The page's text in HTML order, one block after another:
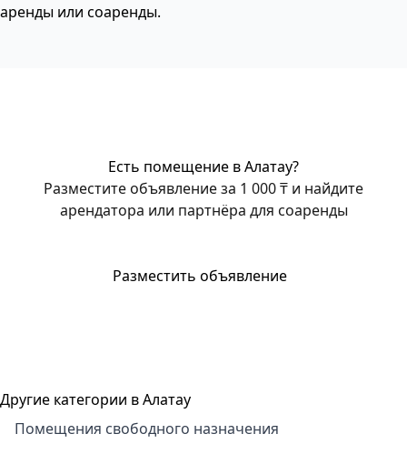
аренды или соаренды.
Есть помещение в Алатау?
Разместите объявление за 1 000 ₸ и найдите
арендатора или партнёра для соаренды
Разместить объявление
Другие категории в Алатау
Помещения свободного назначения